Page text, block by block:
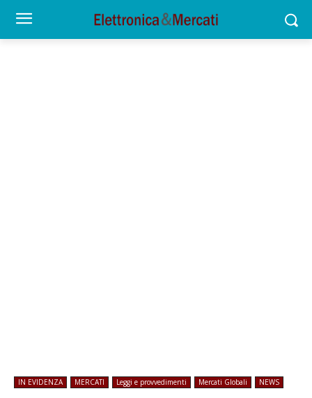
IN EVIDENZA MERCATI Leggi e provvedimenti Mercati Globali NEWS